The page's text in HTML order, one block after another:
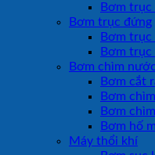
Bơm trục
Bơm trục đứng
Bơm
Bơm trục
Bơm chìm
Bơm cắt
Bơm
Bơm
Bơm hố
Máy thổi khí